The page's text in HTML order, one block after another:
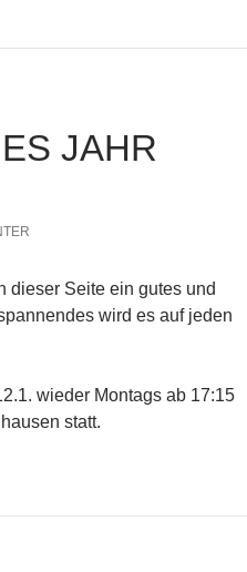
JAHR
dieser Seite ein gutes und
wird es auf jeden
wieder Montags ab 17:15
statt.